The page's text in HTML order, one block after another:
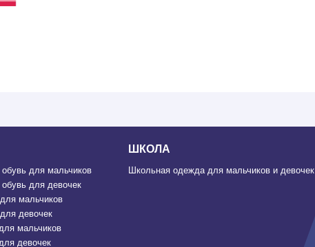
для мальчиков
для девочек
мальчиков
девочек
мальчиков
девочек
ШКОЛА
Школьная одежда для мальчиков и девочек